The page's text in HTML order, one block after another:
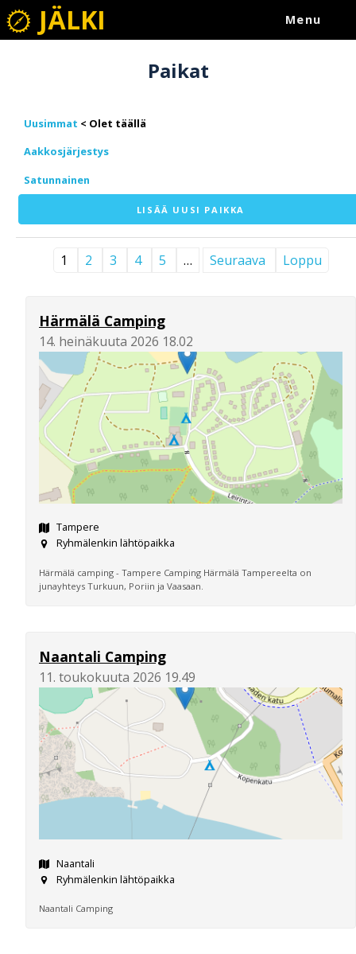
JÄLKI Menu
Paikat
Uusimmat
Aakkosjärjestys
Satunnainen
LISÄÄ UUSI PAIKKA
1 2 3 4 5 … Seuraava Loppu
Härmälä Camping
14. heinäkuuta 2026 18.02
Tampere
Ryhmälenkin lähtöpaikka
Härmälä camping - Tampere Camping Härmälä Tampereelta on
junayhteys Turkuun, Poriin ja Vaasaan.
Naantali Camping
11. toukokuuta 2026 19.49
Naantali
Ryhmälenkin lähtöpaikka
Naantali Camping